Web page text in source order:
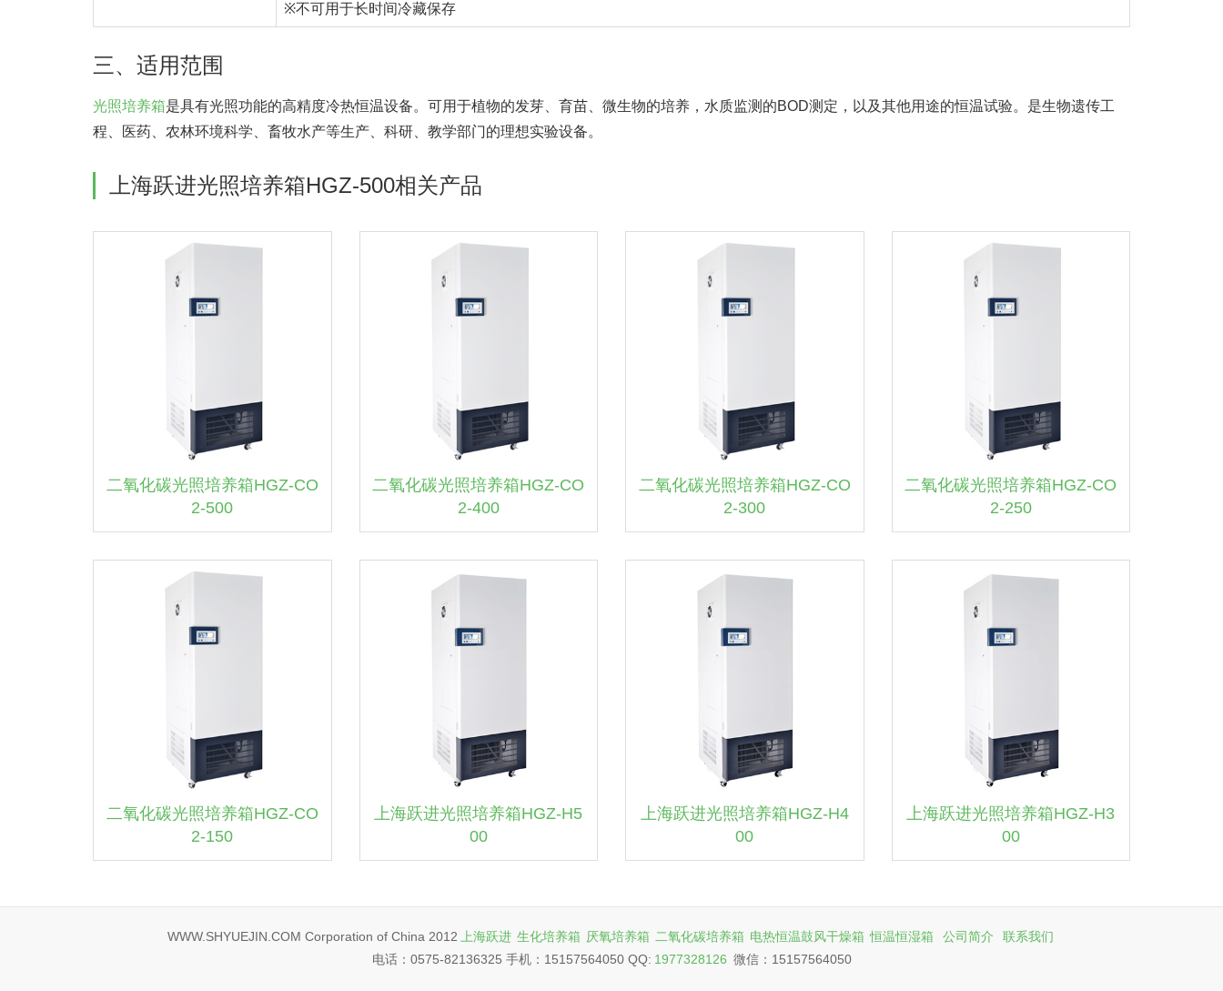
※不可用于长时间冷藏保存
三、适用范围
光照培养箱是具有光照功能的高精度冷热恒温设备。可用于植物的发芽、育苗、微生物的培养，水质监测的BOD测定，以及其他用途的恒温试验。是生物遗传工
程、医药、农林环境科学、畜牧水产等生产、科研、教学部门的理想实验设备。
上海跃进光照培养箱HGZ-500相关产品
二氧化碳光照培养箱HGZ-CO
2-500
二氧化碳光照培养箱HGZ-CO
2-400
二氧化碳光照培养箱HGZ-CO
2-300
二氧化碳光照培养箱HGZ-CO
2-250
二氧化碳光照培养箱HGZ-CO
2-150
上海跃进光照培养箱HGZ-H5
00
上海跃进光照培养箱HGZ-H4
00
上海跃进光照培养箱HGZ-H3
00
WWW.SHYUEJIN.COM Corporation of China 2012 上海跃进 生化培养箱 厌氧培养箱 二氧化碳培养箱 电热恒温鼓风干燥箱 恒温恒湿箱 公司简介
联系我们
电话：0575-82136325 手机：15157564050 QQ: 1977328126 微信：15157564050